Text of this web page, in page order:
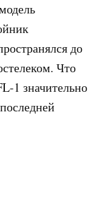
до
Что
1 значительно